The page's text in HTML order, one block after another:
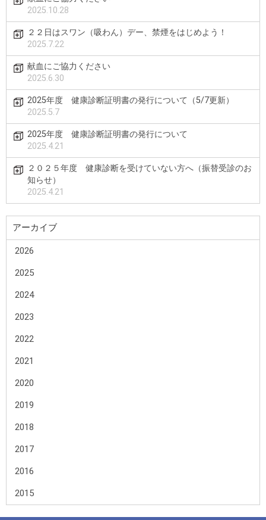
2025.10.28
２２日はスワン（吸わん）デー、禁煙をはじめよう！
2025.7.22
献血にご協力ください
2025.6.30
2025年度 健康診断証明書の発行について（5/7更新）
2025.5.7
2025年度 健康診断証明書の発行について
2025.4.21
２０２５年度 健康診断を受けていない方へ（振替受診のお
知らせ）
2025.4.21
アーカイブ
2026
2025
2024
2023
2022
2021
2020
2019
2018
2017
2016
2015